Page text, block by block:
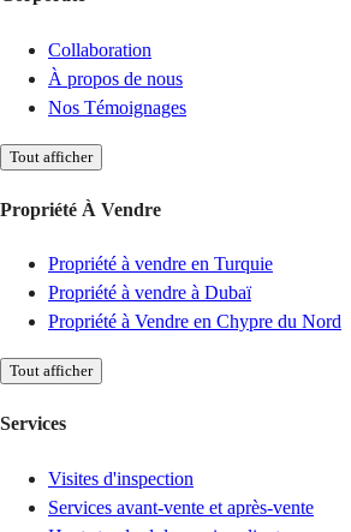
Collaboration
À propos de nous
Nos Témoignages
Tout afficher
Propriété À Vendre
Propriété à vendre en Turquie
Propriété à vendre à Dubaï
Propriété à Vendre en Chypre du Nord
Tout afficher
Services
Visites d'inspection
Services avant-vente et après-vente